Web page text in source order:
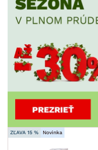
ZĽAVA 15 % Novinka